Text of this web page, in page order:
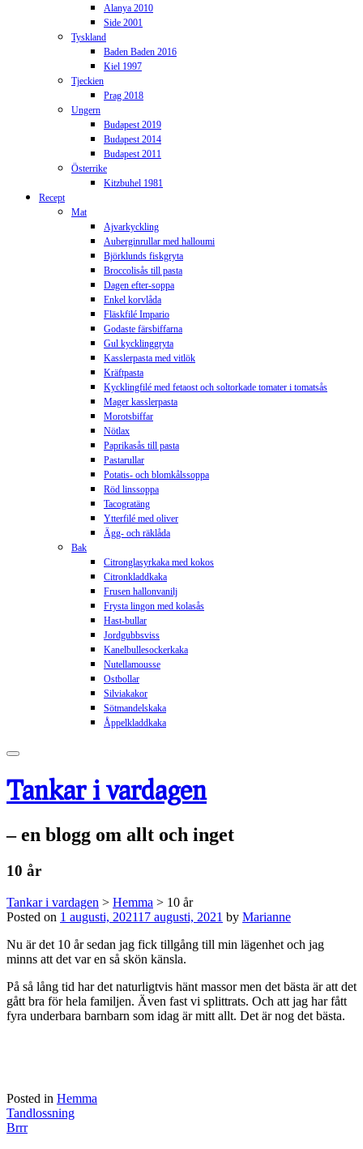
Alanya 2010
Side 2001
Tyskland
Baden Baden 2016
Kiel 1997
Tjeckien
Prag 2018
Ungern
Budapest 2019
Budapest 2014
Budapest 2011
Österrike
Kitzbuhel 1981
Recept
Mat
Ajvarkyckling
Auberginrullar med halloumi
Björklunds fiskgryta
Broccolisås till pasta
Dagen efter-soppa
Enkel korvlåda
Fläskfilé Impario
Godaste färsbiffarna
Gul kycklinggryta
Kasslerpasta med vitlök
Kräftpasta
Kycklingfilé med fetaost och soltorkade tomater i tomatsås
Mager kasslerpasta
Morotsbiffar
Nötlax
Paprikasås till pasta
Pastarullar
Potatis- och blomkålssoppa
Röd linssoppa
Tacogratäng
Ytterfilé med oliver
Ägg- och räklåda
Bak
Citronglasyrkaka med kokos
Citronkladdkaka
Frusen hallonvanilj
Frysta lingon med kolasås
Hast-bullar
Jordgubbsviss
Kanelbullesockerkaka
Nutellamousse
Ostbollar
Silviakakor
Sötmandelskaka
Åppelkladdkaka
Tankar i vardagen
– en blogg om allt och inget
10 år
Tankar i vardagen > Hemma > 10 år
Posted on 1 augusti, 202117 augusti, 2021 by Marianne
Nu är det 10 år sedan jag fick tillgång till min lägenhet och jag
minns att det var en så skön känsla.
På så lång tid har det naturligtvis hänt massor men det bästa är att det
gått bra för hela familjen. Även fast vi splittrats. Och att jag har fått
fyra underbara barnbarn som idag är mitt allt. Det är nog det bästa.
Posted in Hemma
Post
navigation
Tandlossning
Brrr